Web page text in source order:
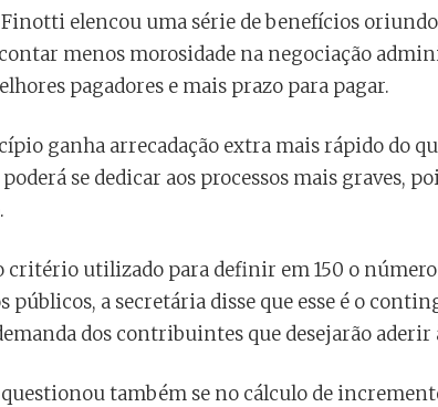
elencou uma série de benefícios
menos morosidade na negociação
pagadores e mais prazo para pagar.
ganha arrecadação extra mais rápido do
se dedicar aos processos mais graves,
critério utilizado para definir em 150 o
públicos, a secretária disse que esse é o
dos contribuintes que desejarão aderir
questionou também se no cálculo de